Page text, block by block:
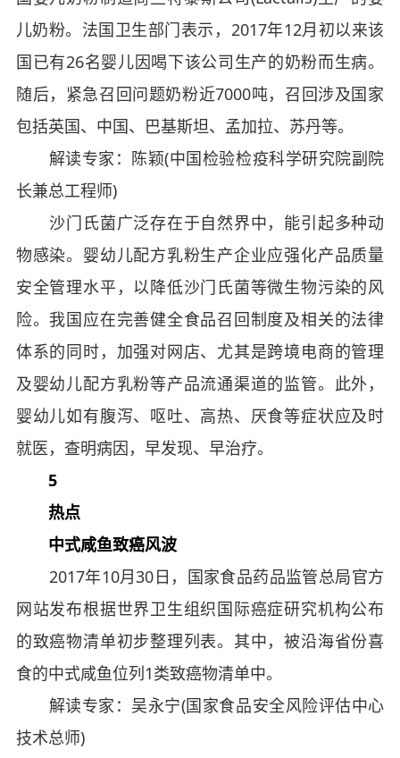
儿奶粉。法国卫生部门表示，2017年12月初以来该
国已有26名婴儿因喝下该公司生产的奶粉而生病。
随后，紧急召回问题奶粉近7000吨，召回涉及国家
包括英国、中国、巴基斯坦、孟加拉、苏丹等。
解读专家：陈颖(中国检验检疫科学研究院副院
长兼总工程师)
沙门氏菌广泛存在于自然界中，能引起多种动
物感染。婴幼儿配方乳粉生产企业应强化产品质量
安全管理水平，以降低沙门氏菌等微生物污染的风
险。我国应在完善健全食品召回制度及相关的法律
体系的同时，加强对网店、尤其是跨境电商的管理
及婴幼儿配方乳粉等产品流通渠道的监管。此外，
婴幼儿如有腹泻、呕吐、高热、厌食等症状应及时
就医，查明病因，早发现、早治疗。
5
热点
中式咸鱼致癌风波
2017年10月30日，国家食品药品监管总局官方
网站发布根据世界卫生组织国际癌症研究机构公布
的致癌物清单初步整理列表。其中，被沿海省份喜
食的中式咸鱼位列1类致癌物清单中。
解读专家：吴永宁(国家食品安全风险评估中心
技术总师)